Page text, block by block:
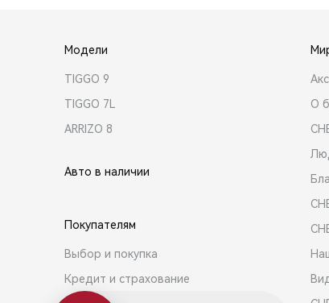
Модели
TIGGO 9
TIGGO 7L
ARRIZO 8
Авто в наличии
Покупателям
Выбор и покупка
Кредит и страхование
О